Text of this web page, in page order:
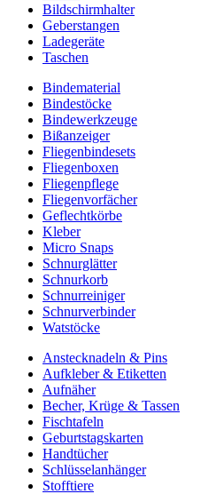
Bildschirmhalter
Geberstangen
Ladegeräte
Taschen
Bindematerial
Bindestöcke
Bindewerkzeuge
Bißanzeiger
Fliegenbindesets
Fliegenboxen
Fliegenpflege
Fliegenvorfächer
Geflechtkörbe
Kleber
Micro Snaps
Schnurglätter
Schnurkorb
Schnurreiniger
Schnurverbinder
Watstöcke
Anstecknadeln & Pins
Aufkleber & Etiketten
Aufnäher
Becher, Krüge & Tassen
Fischtafeln
Geburtstagskarten
Handtücher
Schlüsselanhänger
Stofftiere